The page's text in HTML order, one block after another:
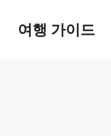
여행 가이드